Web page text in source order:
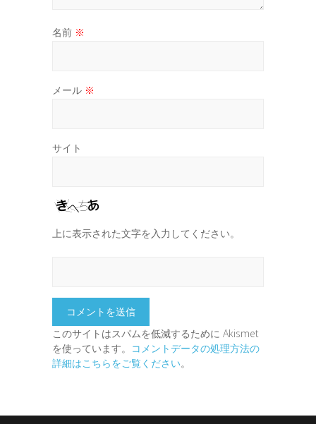
名前 ※
メール ※
サイト
上に表示された文字を入力してください。
このサイトはスパムを低減するために Akismet
を使っています。
コメントデータの処理方法の
詳細はこちらをご覧ください。